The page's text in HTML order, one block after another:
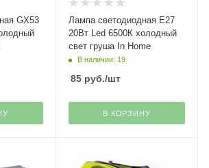
GX53
Лампа светодиодная Е27
20Вт Led 6500К холодный
свет груша In Home
В наличии: 19
85руб./шт
В КОРЗИНУ